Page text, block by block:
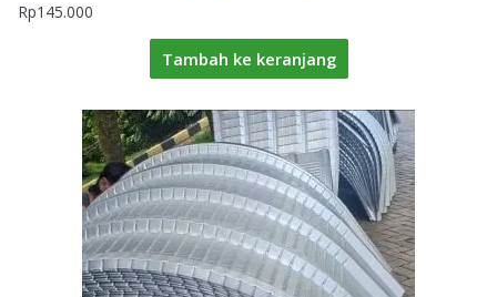
Rp145.000
Tambah ke keranjang